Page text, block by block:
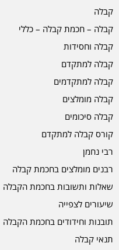
קבלה
קבלה – חכמת קבלה – כללי
קבלה וחסידות
קבלה למתקדם
קבלה למתקדמים
קבלה מומלצים
קבלה סיכומים
קורס קבלה למתקדם
רבי נחמן
רבנים מומלצים בחכמת קבלה
שאלות ותשובות בחכמת הקבלה
שיעורים לצפייה
תובנות וחידודים בחכמת הקבלה
תנאי קבלה